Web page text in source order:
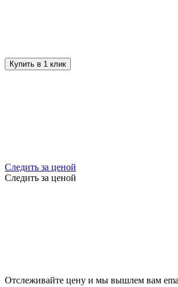
Купить в 1 клик
Следить за ценой
Следить за ценой
Отслеживайте цену и мы вышлем вам